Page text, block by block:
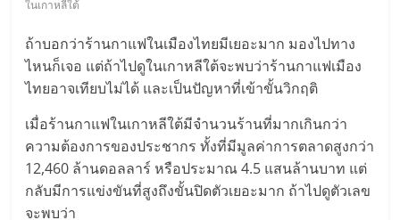
มอี
ไทย,
SMEs,
แฟ
ในเกาหลีใต้
ถ้าบอกว่าร้านกาแฟในเมืองไทยมีเยอะมาก มองไปทาง
ไหนก็เจอ แต่ถ้าไปดูในเกาหลีใต้จะพบว่าร้านกาแฟเมือง
ไทยอาจเทียบไม่ได้ และเป็นปัญหาที่เข้าขั้นวิกฤติ
เมื่อร้านกาแฟในเกาหลีใต้มีจำนวนร้านที่มากเกินกว่า
ความต้องการของประชากร ทั้งที่มีมูลค่าการตลาดสูงกว่า
12,460 ล้านดอลลาร์ หรือประมาณ 4.5 แสนล้านบาท แต่
กลับมีการแข่งขันที่สูงถึงขั้นปิดตัวเยอะมาก ถ้าไปดูตัวเลข
จะพบว่า